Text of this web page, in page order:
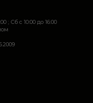
; Сб c 10:00 до 16:00